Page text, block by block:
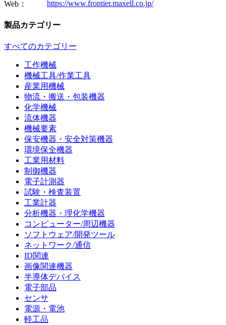
Web： https://www.frontier.maxell.co.jp/
製品カテゴリー
すべてのカテゴリー
工作機械
機械工具/作業工具
産業用機械
物流・搬送・包装機器
化学機械
流体機器
機械要素
保安機器・安全対策機器
環境保全機器
工業用材料
制御機器
電子計測器
試験・検査装置
工業計器
分析機器・理化学機器
コンピューター/周辺機器
ソフトウェア/開発ツール
ネットワーク/通信
ID関連
画像関連機器
半導体デバイス
電子部品
センサ
電源・電池
軽工品